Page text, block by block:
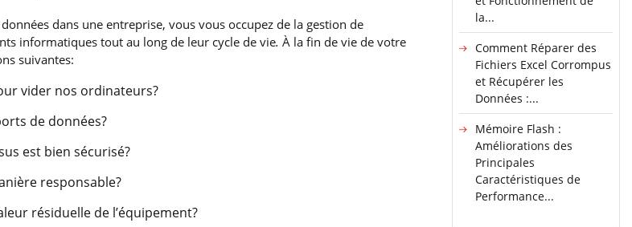
dans une entreprise, vous vous occupez de la gestion de
informatiques tout au long de leur cycle de vie. À la fin de vie de votre
suivantes:
vider nos ordinateurs?
de données?
est bien sécurisé?
responsable?
résiduelle de l’équipement?
la...
Comment Réparer des
Fichiers Excel Corrompus
et Récupérer les
Données :...
Mémoire Flash :
Améliorations des
Principales
Caractéristiques de
Performance...